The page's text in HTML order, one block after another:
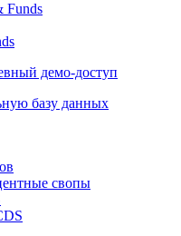
Funds
базу данных